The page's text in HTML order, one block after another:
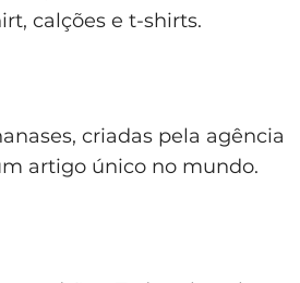
calções e t-shirts.
criadas pela agência
artigo único no mundo.